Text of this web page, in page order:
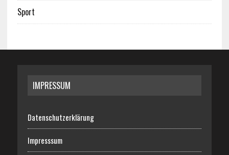
Sport
IMPRESSUM
Datenschutzerklärung
Impresssum